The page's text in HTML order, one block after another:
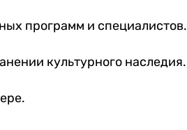
программ и специалистов.
культурного наследия.